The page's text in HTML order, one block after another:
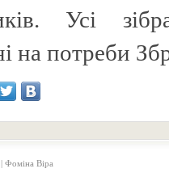
Усі
на потреби
Фоміна Віра